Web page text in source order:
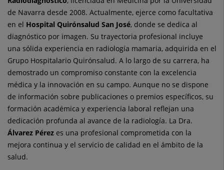
de Navarra desde 2008. Actualmente, ejerce como facultativa
en el Hospital Quirónsalud San José, donde se dedica al
diagnóstico por imagen. Su trayectoria profesional incluye
una sólida experiencia en radiología mamaria, adquirida en el
Grupo Hospitalario Quirónsalud. A lo largo de su carrera, ha
demostrado un compromiso constante con la excelencia
médica y la innovación en su campo. Aunque no se dispone
de información sobre publicaciones o premios específicos, su
formación académica y experiencia laboral reflejan una
dedicación profunda al avance de la radiología. La Dra.
Álvarez Pérez es una profesional comprometida con la
mejora continua y el servicio de calidad en el ámbito de la
salud.